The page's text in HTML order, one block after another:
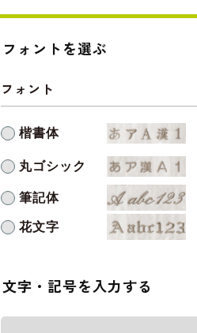
フォントを選ぶ
フォント
楷書体
丸ゴシック
筆記体
花文字
文字・記号を入力する